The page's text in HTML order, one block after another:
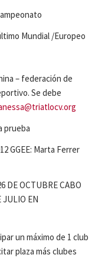
Mundial /Europeo
– federación de
Se debe
prueba
GGEE: Marta Ferrer
DE OCTUBRE CABO
JULIO EN
un máximo de 1 club
plaza más clubes